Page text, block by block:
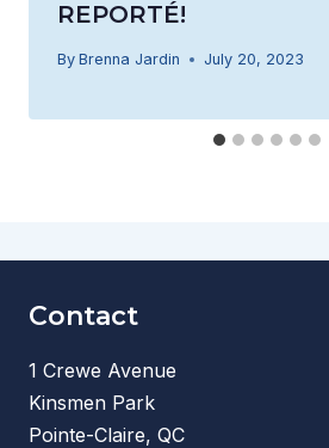
REPORTÉ!
By Brenna Jardin July 20, 2023
Contact
1 Crewe Avenue
Kinsmen Park
Pointe-Claire, QC